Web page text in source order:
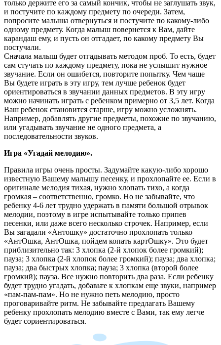
только держите его за самый кончик, чтобы не заглушать звук,
и постучите по каждому предмету по очереди. Затем,
попросите малыша отвернуться и постучите по какому-либо
одному предмету. Когда малыш повернется к Вам, дайте
карандаш ему, и пусть он отгадает, по какому предмету Вы
постучали.
Сначала малыш будет отгадывать методом проб. То есть, будет
сам стучать по каждому предмету, пока не услышит нужное
звучание. Если он ошибется, повторите попытку. Чем чаще
Вы будете играть в эту игру, тем лучше ребенок будет
ориентироваться в звучании данных предметов. В эту игру
можно начинать играть с ребенком примерно от 3,5 лет. Когда
Ваш ребенок становится старше, игру можно усложнять.
Например, добавлять другие предметы, похожие по звучанию,
или угадывать звучание не одного предмета, а
последовательности звуков.
Игра «Угадай мелодию».
Правила игры очень просты. Задумайте какую-либо хорошо
известную Вашему малышу песенку, и прохлопайте ее. Если в
оригинале мелодия тихая, нужно хлопать тихо, а когда
громкая – соответственно, громко. Но не забывайте, что
ребенку 4-6 лет трудно удержать в памяти большой отрывок
мелодии, поэтому в игре испытывайте только припев
песенки, или даже всего несколько строчек. Например, если
Вы загадали «Антошку» достаточно прохлопать только
«АнтОшка, АнтОшка, пойдем копать картОшку». Это будет
приблизительно так: 3 хлопка (2-й хлопок более громкий);
пауза; 3 хлопка (2-й хлопок более громкий); пауза; два хлопка;
пауза; два быстрых хлопка; пауза; 3 хлопка (второй более
громкий); пауза. Все нужно повторить два раза. Если ребенку
будет трудно угадать, добавьте к хлопкам еще звуки, например
«пам-пам-пам». Но не нужно петь мелодию, просто
проговаривайте ритм. Не забывайте предлагать Вашему
ребенку прохлопать мелодию вместе с Вами, так ему легче
будет сориентироваться.